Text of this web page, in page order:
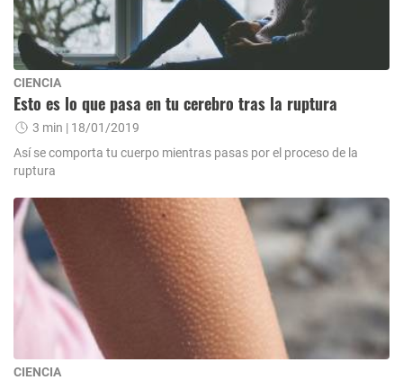
CIENCIA
Esto es lo que pasa en tu cerebro tras la ruptura
3 min | 18/01/2019
Así se comporta tu cuerpo mientras pasas por el proceso de la
ruptura
CIENCIA